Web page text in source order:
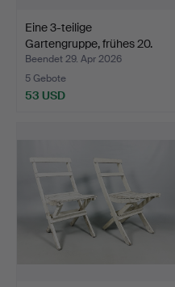
Eine 3-teilige
Gartengruppe, frühes 20.
Ja…
Beendet 29. Apr 2026
5 Gebote
53 USD